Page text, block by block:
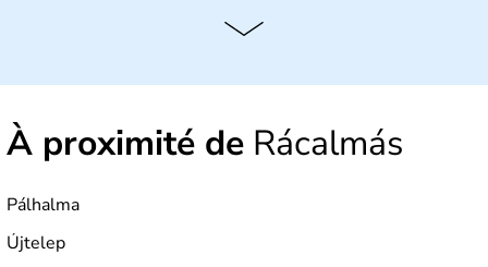
Histoire et administration
depuis 2004, la Hongrie est aussi appelée « pays magyar
pays dont la langue est bien-sûr le hongrois et la
monnaie le forint. Sa capitale s'appelle Budapest.
développée en Hongrie.
À proximité de Rácalmás
Pálhalma
Újtelep